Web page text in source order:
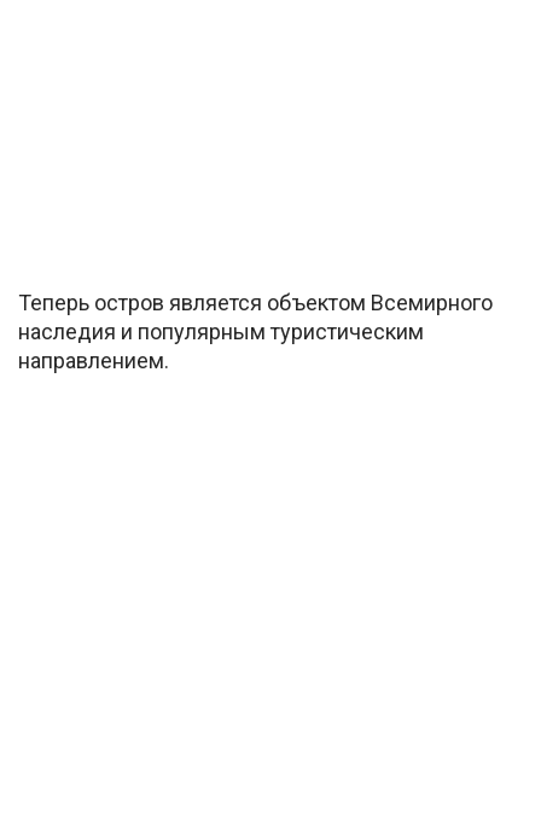
Теперь остров является объектом Всемирного
наследия и популярным туристическим
направлением.